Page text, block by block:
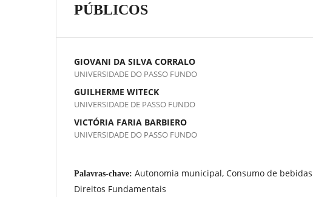
PÚBLICOS
GIOVANI DA SILVA CORRALO
UNIVERSIDADE DO PASSO FUNDO
GUILHERME WITECK
UNIVERSIDADE DE PASSO FUNDO
VICTÓRIA FARIA BARBIERO
UNIVERSIDADE DO PASSO FUNDO
Palavras-chave: Autonomia municipal, Consumo de
Direitos Fundamentais